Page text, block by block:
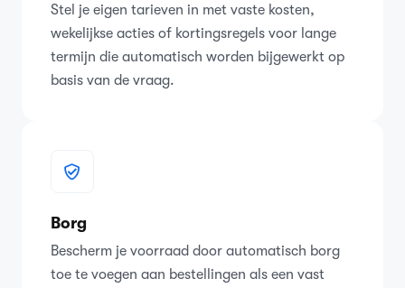
Stel je eigen tarieven in met vaste kosten,
wekelijkse acties of kortingsregels voor lange
termijn die automatisch worden bijgewerkt op
basis van de vraag.
Borg
Bescherm je voorraad door automatisch borg
toe te voegen aan bestellingen als een vast